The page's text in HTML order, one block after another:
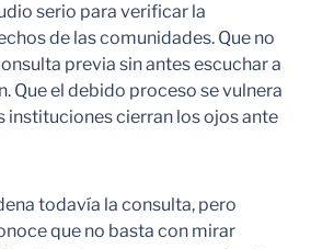
serio para verificar la
de las comunidades. Que no
previa sin antes escuchar a
Que el debido proceso se vulnera
instituciones cierran los ojos ante
todavía la consulta, pero
que no basta con mirar